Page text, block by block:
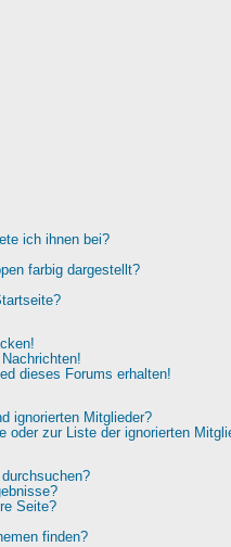
ich ihnen bei?
farbig dargestellt?
dieses Forums erhalten!
ignorierten Mitglieder?
oder zur Liste der ignorierten
Seite?
finden?